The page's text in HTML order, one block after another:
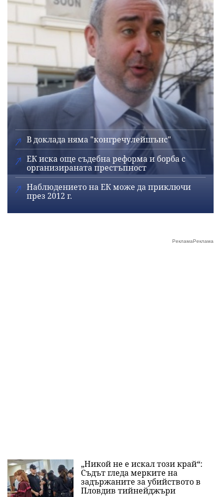
В доклада няма "конгречулейшънс"
ЕК иска още съдебна реформа и борба с
организираната престъпност
Наблюдението на ЕК може да приключи
през 2012 г.
„Никой не е искал този край“:
Съдът гледа мерките на
задържаните за убийството в
Пловдив тийнейджъри